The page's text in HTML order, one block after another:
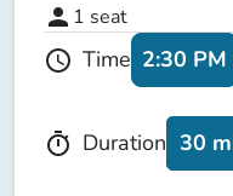
person 1 seat
schedule Time 2:30 PM
timer Duration 30